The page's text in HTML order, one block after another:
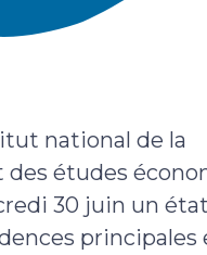
national de la
études
30 juin un
principales